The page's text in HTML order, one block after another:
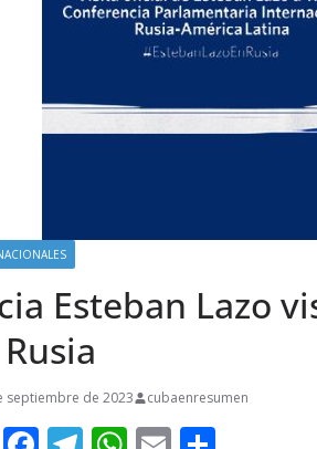
Esteban Lazo
septiembre de 2023 cubaenresumen